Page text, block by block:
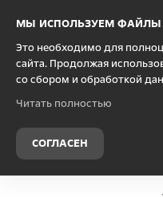
МЫ ИСПОЛЬЗУЕМ ФАЙЛЫ
Это необходимо для
сайта. Продолжая
со сбором и обработкой
Читать полностью
СОГЛАСЕН